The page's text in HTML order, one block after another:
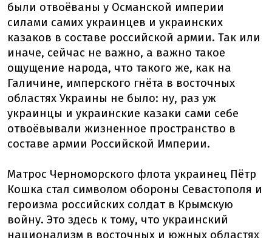
были отвоёваны у Османской империи
силами самих украинцев и украинских
казаков в составе российской армии. Так или
иначе, сейчас не важно, а важно такое
ощущение народа, что такого же, как на
Галичине, имперского гнёта в восточных
областях Украины не было: ну, раз уж
украинцы и украинские казаки сами себе
отвоёвывали жизненное пространство в
составе армии Российской Империи.
Матрос Черноморского флота украинец Пётр
Кошка стал символом обороны Севастополя и
героизма российских солдат в Крымскую
войну. Это здесь к тому, что украинский
национализм в восточных и южных областях